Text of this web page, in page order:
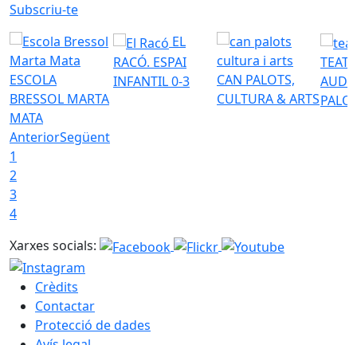
Subscriu-te
ESCOLA
BRESSOL MARTA
MATA
EL
RACÓ. ESPAI
INFANTIL 0-3
CAN PALOTS,
CULTURA & ARTS
AnteriorSegüent
1
2
3
4
Xarxes socials:
Crèdits
Contactar
Protecció de dades